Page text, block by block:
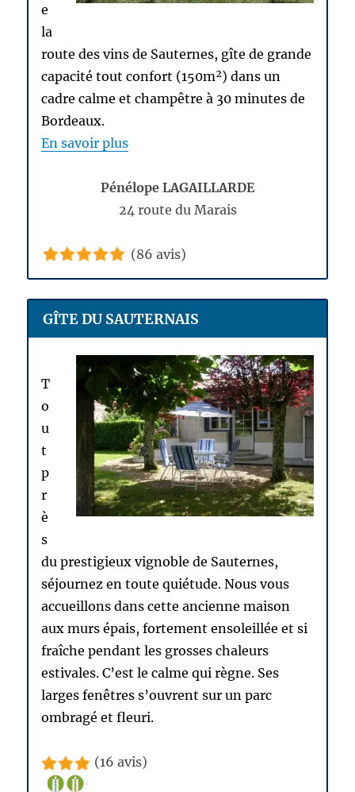
e
la
route des vins de Sauternes, gîte de grande
capacité tout confort (150m²) dans un
cadre calme et champêtre à 30 minutes de
Bordeaux.
En savoir plus
Pénélope LAGAILLARDE
24 route du Marais
(86 avis)
GÎTE DU SAUTERNAIS
T
o
u
t
p
r
è
s
du prestigieux vignoble de Sauternes,
séjournez en toute quiétude. Nous vous
accueillons dans cette ancienne maison
aux murs épais, fortement ensoleillée et si
fraîche pendant les grosses chaleurs
estivales. C’est le calme qui règne. Ses
larges fenêtres s’ouvrent sur un parc
ombragé et fleuri.
(16 avis)